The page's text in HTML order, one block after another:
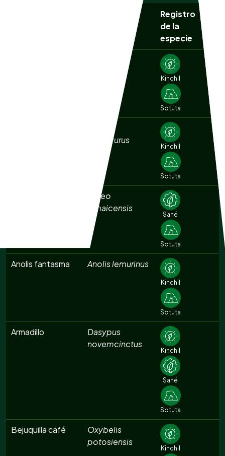
Registro
de la
especie
Kinchil
Sotuta
brachyurus
Kinchil
Sotuta
Buteo
jamaicensis
Sahé
Sotuta
Anolis fantasma Anolis lemurinus
Kinchil
Sotuta
Armadillo
Dasypus
novemcinctus
Kinchil
Sahé
Sotuta
Bejuquilla café
Oxybelis
potosiensis
Kinchil